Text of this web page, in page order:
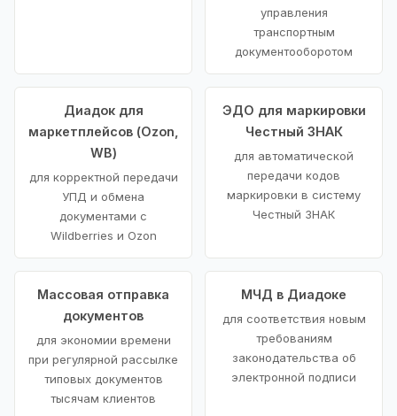
управления
транспортным
документооборотом
Диадок для
маркетплейсов (Ozon,
WB)
для корректной передачи
УПД и обмена
документами с
Wildberries и Ozon
ЭДО для маркировки
Честный ЗНАК
для автоматической
передачи кодов
маркировки в систему
Честный ЗНАК
Массовая отправка
документов
для экономии времени
при регулярной рассылке
типовых документов
тысячам клиентов
МЧД в Диадоке
для соответствия новым
требованиям
законодательства об
электронной подписи